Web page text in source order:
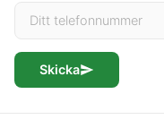
Skicka